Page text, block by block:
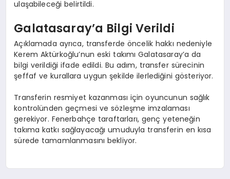
ulaşabileceği belirtildi.
Galatasaray’a Bilgi Verildi
Açıklamada ayrıca, transferde öncelik hakkı nedeniyle
Kerem Aktürkoğlu’nun eski takımı Galatasaray’a da
bilgi verildiği ifade edildi. Bu adım, transfer sürecinin
şeffaf ve kurallara uygun şekilde ilerlediğini gösteriyor.
Transferin resmiyet kazanması için oyuncunun sağlık
kontrolünden geçmesi ve sözleşme imzalaması
gerekiyor. Fenerbahçe taraftarları, genç yeteneğin
takıma katkı sağlayacağı umuduyla transferin en kısa
sürede tamamlanmasını bekliyor.